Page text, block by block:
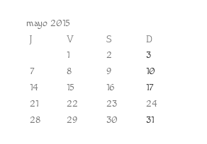
mayo 2015
J V S D
1 2
3
7 8 9
10
14 15 16
17
21 22 23
24
28 29 30
31